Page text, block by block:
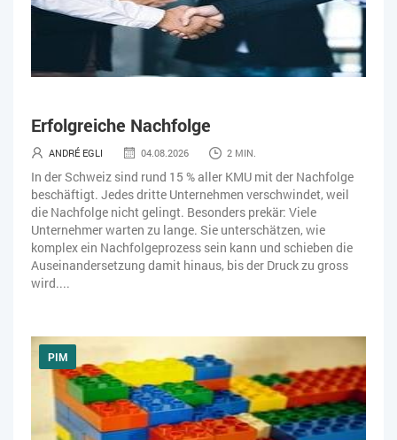
Erfolgreiche Nachfolge
ANDRÉ EGLI 04.08.2026 2 MIN.
In der Schweiz sind rund 15 % aller KMU mit der Nachfolge
beschäftigt. Jedes dritte Unternehmen verschwindet, weil
die Nachfolge nicht gelingt. Besonders prekär: Viele
Unternehmer warten zu lange. Sie unterschätzen, wie
komplex ein Nachfolgeprozess sein kann und schieben die
Auseinandersetzung damit hinaus, bis der Druck zu gross
wird....
PIM